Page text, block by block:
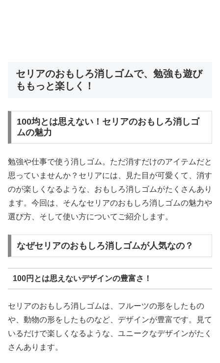
セリアのおもしろ消しゴムで、勉強も遊び
ももっと楽しく！
100均とは思えない！セリアのおもしろ消しゴ
ムの魅力
勉強や仕事で使う消しゴム。ただ消すだけのアイテムだと
思っていませんか？セリアには、見た目が可愛くて、消す
のが楽しくなるような、おもしろ消しゴムがたくさんあり
ます。今回は、そんなセリアのおもしろ消しゴムの魅力や
選び方、そして使い方についてご紹介します。
なぜセリアのおもしろ消しゴムが人気なの？
100円とは思えないデザインの豊富さ！
セリアのおもしろ消しゴムは、フルーツの形をしたもの
や、動物の形をしたものなど、デザインが豊富です。見て
いるだけで楽しくなるような、ユニークなデザインがたく
さんあります。